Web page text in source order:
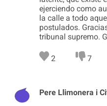
ejerciendo como
la calle a todo
postulados.
tribunal supremo.
2 7
Pere Llimonera i